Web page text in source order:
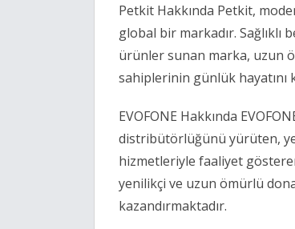
Petkit Hakkında Petkit,
global bir markadır.
ürünler sunan marka, uzun
sahiplerinin günlük hayatını
EVOFONE Hakkında
distribütörlüğünü yürüten,
hizmetleriyle faaliyet
yenilikçi ve uzun ömürlü
kazandırmaktadır.